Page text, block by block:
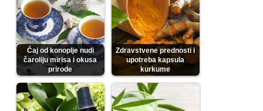
Čaj od konoplje nudi
čaroliju mirisa i okusa
prirode
Zdravstvene prednosti i
upotreba kapsula
kurkume